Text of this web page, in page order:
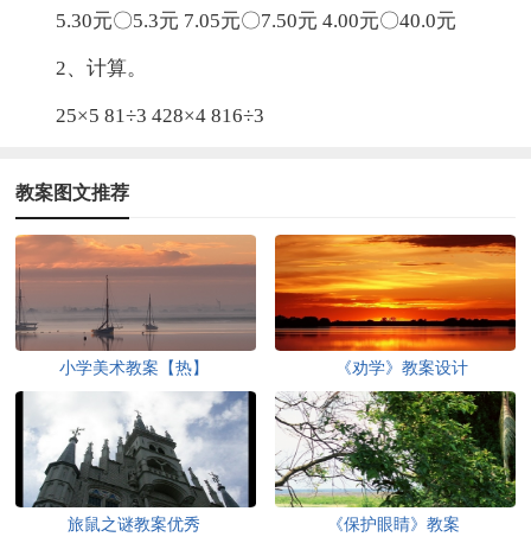
5.30元〇5.3元 7.05元〇7.50元 4.00元〇40.0元
2、计算。
25×5 81÷3 428×4 816÷3
教案图文推荐
小学美术教案【热】 《劝学》教案设计
旅鼠之谜教案优秀 《保护眼睛》教案